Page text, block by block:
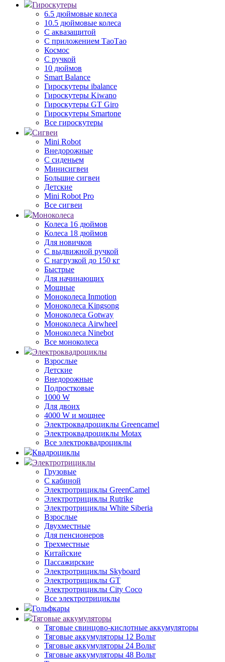
Гироскутеры
6.5 дюймовые колеса
10.5 дюймовые колеса
С аквазащитой
С приложением ТаоТао
Космос
С ручкой
10 дюймов
Smart Balance
Гироскутеры ibalance
Гироскутеры Kiwano
Гироскутеры GT Giro
Гироскутеры Smartone
Все гироскутеры
Сигвеи
Mini Robot
Внедорожные
С сиденьем
Минисигвеи
Большие сигвеи
Детские
Mini Robot Pro
Все сигвеи
Моноколеса
Колеса 16 дюймов
Колеса 18 дюймов
Для новичков
С выдвижной ручкой
С нагрузкой до 150 кг
Быстрые
Для начинающих
Мощные
Моноколеса Inmotion
Моноколеса Kingsong
Моноколеса Gotway
Моноколеса Airwheel
Моноколеса Ninebot
Все моноколеса
Электроквадроциклы
Взрослые
Детские
Внедорожные
Подростковые
1000 W
Для двоих
4000 W и мощнее
Электроквадроциклы Greencamel
Электроквадроциклы Motax
Все электроквадроциклы
Квадроциклы
Электротрициклы
Грузовые
С кабиной
Электротрициклы GreenCamel
Электротрициклы Rutrike
Электротрициклы White Siberia
Взрослые
Двухместные
Для пенсионеров
Трехместные
Китайские
Пассажирские
Электротрициклы Skyboard
Электротрициклы GT
Электротрициклы City Coco
Все электротрициклы
Гольфкары
Тяговые аккумуляторы
Тяговые свинцово-кислотные аккумуляторы
Тяговые аккумуляторы 12 Вольт
Тяговые аккумуляторы 24 Вольт
Тяговые аккумуляторы 48 Вольт